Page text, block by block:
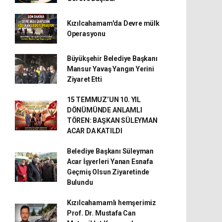
Kızılcahamam'da Devre mülk
Operasyonu
Büyükşehir Belediye Başkanı
Mansur Yavaş Yangın Yerini
Ziyaret Etti
15 TEMMUZ’UN 10. YIL
DÖNÜMÜNDE ANLAMLI
TÖREN: BAŞKAN SÜLEYMAN
ACAR DA KATILDI
Belediye Başkanı Süleyman
Acar İşyerleri Yanan Esnafa
Geçmiş Olsun Ziyaretinde
Bulundu
Kızılcahamamlı hemşerimiz
Prof. Dr. Mustafa Can